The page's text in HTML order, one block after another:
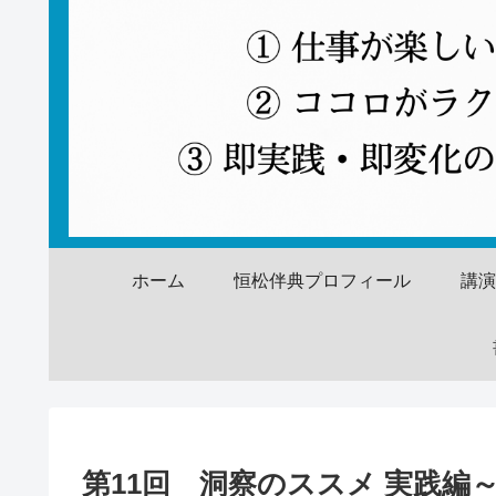
ホーム 恒松伴典プロフィール 講
第11回 洞察のススメ 実践編